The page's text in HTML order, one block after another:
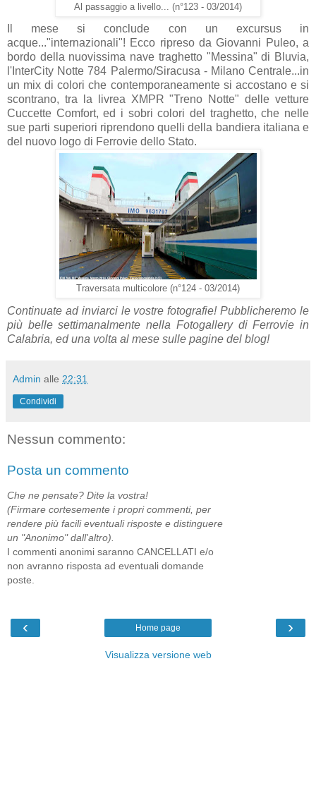
Al passaggio a livello... (n°123 - 03/2014)
Il mese si conclude con un excursus in
acque..."internazionali"! Ecco ripreso da Giovanni Puleo, a
bordo della nuovissima nave traghetto "Messina" di Bluvia,
l'InterCity Notte 784 Palermo/Siracusa - Milano Centrale...in
un mix di colori che contemporaneamente si accostano e si
scontrano, tra la livrea XMPR "Treno Notte" delle vetture
Cuccette Comfort, ed i sobri colori del traghetto, che nelle
sue parti superiori riprendono quelli della bandiera italiana e
del nuovo logo di Ferrovie dello Stato.
Traversata multicolore (n°124 - 03/2014)
Continuate ad inviarci le vostre fotografie! Pubblicheremo le
più belle settimanalmente nella Fotogallery di Ferrovie in
Calabria, ed una volta al mese sulle pagine del blog!
Admin alle 22:31
Condividi
Nessun commento:
Posta un commento
Che ne pensate? Dite la vostra!
(Firmare cortesemente i propri commenti, per
rendere più facili eventuali risposte e distinguere
un "Anonimo" dall'altro).
I commenti anonimi saranno CANCELLATI e/o
non avranno risposta ad eventuali domande
poste.
‹ ›
Home page
Visualizza versione web